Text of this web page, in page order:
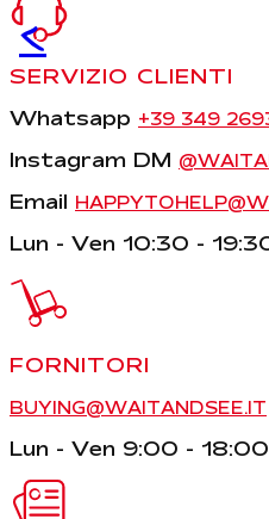
<
SERVIZIO CLIENTI
Whatsapp +39 349
Instagram DM
Email
Lun - Ven 10:30 -
FORNITORI
BUYING@WAITANDSEE.IT
Lun - Ven 9:00 - 18:00